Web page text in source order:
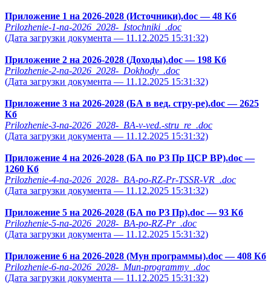
Приложение 1 на 2026-2028 (Источники).doc— 48 Кб
Prilozhenie-1-na-2026_2028-_Istochniki_.doc
(Дата загрузки документа — 11.12.2025 15:31:32)
Приложение 2 на 2026-2028 (Доходы).doc— 198 Кб
Prilozhenie-2-na-2026_2028-_Dokhody_.doc
(Дата загрузки документа — 11.12.2025 15:31:32)
Приложение 3 на 2026-2028 (БА в вед. стру-ре).doc— 2625
Кб
Prilozhenie-3-na-2026_2028-_BA-v-ved.-stru_re_.doc
(Дата загрузки документа — 11.12.2025 15:31:32)
Приложение 4 на 2026-2028 (БА по РЗ Пр ЦСР ВР).doc—
1260 Кб
Prilozhenie-4-na-2026_2028-_BA-po-RZ-Pr-TSSR-VR_.doc
(Дата загрузки документа — 11.12.2025 15:31:32)
Приложение 5 на 2026-2028 (БА по РЗ Пр).doc— 93 Кб
Prilozhenie-5-na-2026_2028-_BA-po-RZ-Pr_.doc
(Дата загрузки документа — 11.12.2025 15:31:32)
Приложение 6 на 2026-2028 (Мун программы).doc— 408 Кб
Prilozhenie-6-na-2026_2028-_Mun-programmy_.doc
(Дата загрузки документа — 11.12.2025 15:31:32)